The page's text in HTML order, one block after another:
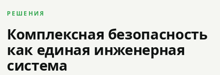
РЕШЕНИЯ
Комплексная безопасность
как единая инженерная
система